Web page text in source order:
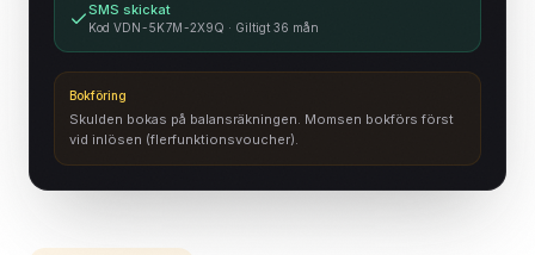
SMS skickat
Kod VDN-5K7M-2X9Q · Giltigt 36 mån
Bokföring
Skulden bokas på balansräkningen. Momsen bokförs först
vid inlösen (flerfunktionsvoucher).